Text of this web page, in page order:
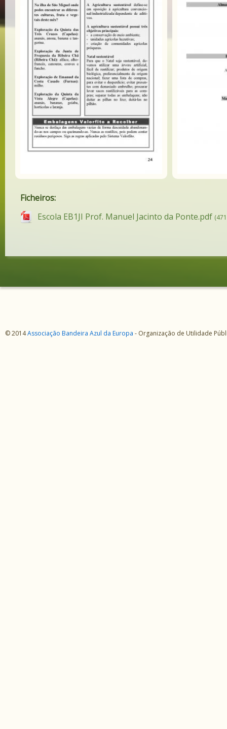
Ficheiros:
Escola EB1JI Prof. Manuel Jacinto da Ponte.pdf
© 2014Associação Bandeira Azul da Europa - Organização de Utilidade